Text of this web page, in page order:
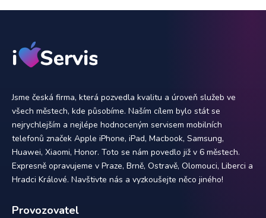
Jsme česká firma, která pozvedla kvalitu a úroveň služeb ve
všech městech, kde působíme. Naším cílem bylo stát se
nejrychlejším a nejlépe hodnoceným servisem mobilních
telefonů značek Apple iPhone, iPad, Macbook, Samsung,
Huawei, Xiaomi, Honor. Toto se nám povedlo již v 6 městech.
Expresně opravujeme v Praze, Brně, Ostravě, Olomouci, Liberci a
Hradci Králové. Navštivte nás a vyzkoušejte něco jiného!
Provozovatel